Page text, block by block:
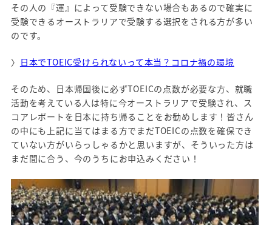
その人の『運』によって受験できない場合もあるので確実に
受験できるオーストラリアで受験する選択をされる方が多い
のです。
〉 日本でTOEIC受けられないって本当？コロナ禍の環境
そのため、日本帰国後に必ずTOEICの点数が必要な方、就職
活動を考えている人は特に今オーストラリアで受験され、ス
コアレポートを日本に持ち帰ることをお勧めします！皆さん
の中にも上記に当てはまる方でまだTOEICの点数を確保でき
ていない方がいらっしゃるかと思いますが、そういった方は
まだ間に合う、今のうちにお申込みください！